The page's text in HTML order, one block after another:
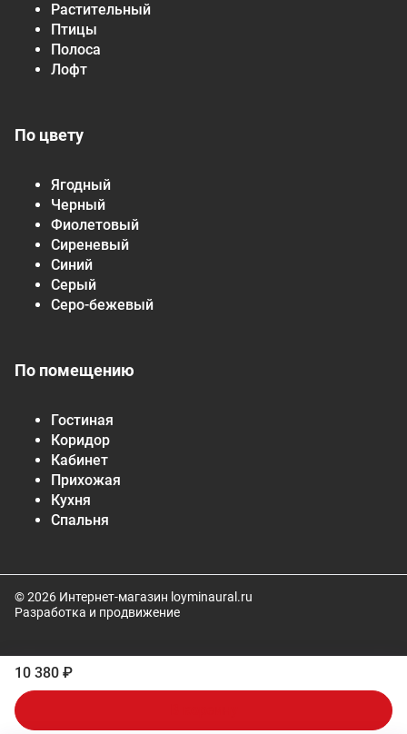
10 380 ₽
Растительный
Птицы
Полоса
Лофт
По цвету
Ягодный
Черный
Фиолетовый
Сиреневый
Синий
Серый
Серо-бежевый
По помещению
Гостиная
Коридор
Кабинет
Прихожая
Кухня
Спальня
© 2026 Интернет-магазин loyminaural.ru
Разработка и продвижение